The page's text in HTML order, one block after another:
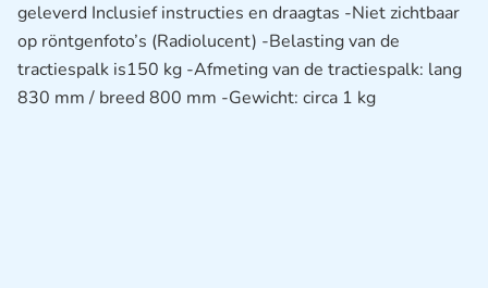
geleverd Inclusief instructies en draagtas -Niet zichtbaar
op röntgenfoto’s (Radiolucent) -Belasting van de
tractiespalk is150 kg -Afmeting van de tractiespalk: lang
830 mm / breed 800 mm -Gewicht: circa 1 kg